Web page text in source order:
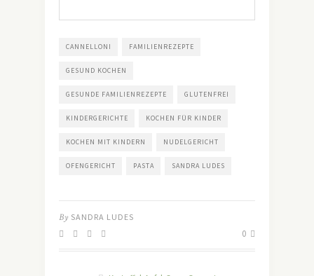
CANNELLONI FAMILIENREZEPTE
GESUND KOCHEN
GESUNDE FAMILIENREZEPTE GLUTENFREI
KINDERGERICHTE KOCHEN FÜR KINDER
KOCHEN MIT KINDERN NUDELGERICHT
OFENGERICHT PASTA SANDRA LUDES
By SANDRA LUDES
0